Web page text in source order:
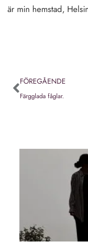
är min hemstad,
FÖREGÅENDE
Färgglada fåglar.